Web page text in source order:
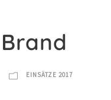
EINSÄTZE 2017